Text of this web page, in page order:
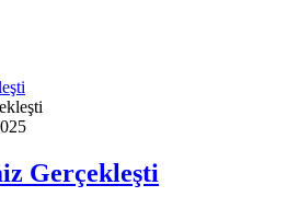
Gerçekleşti